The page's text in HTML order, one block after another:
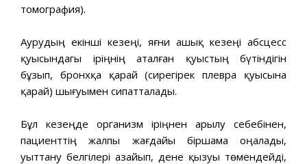
томография).
Аурудың екінші кезеңі, яғни ашық кезеңі абсцесс
қуысындагы іріңнің аталған қуыстың бүтіндігін
бұзып, бронхқа қарай (сирегірек плевра қуысына
қарай) шығуымен сипатталады.
Бұл кезеңде организм іріңнен арылу себебінен,
пациенттің жалпы жағдайы біршама оңалады,
уыттану белгілері азайып, дене қызуы төмендейді,